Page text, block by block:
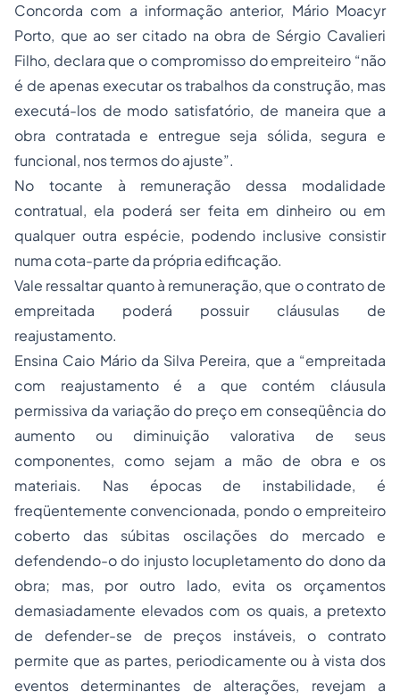
Concorda com a informação anterior, Mário Moacyr
Porto, que ao ser citado na obra de Sérgio Cavalieri
Filho, declara que o compromisso do empreiteiro “não
é de apenas executar os trabalhos da construção, mas
executá-los de modo satisfatório, de maneira que a
obra contratada e entregue seja sólida, segura e
funcional, nos termos do ajuste”.
No tocante à remuneração dessa modalidade
contratual, ela poderá ser feita em dinheiro ou em
qualquer outra espécie, podendo inclusive consistir
numa cota-parte da própria edificação.
Vale ressaltar quanto à remuneração, que o contrato de
empreitada poderá possuir cláusulas de
reajustamento.
Ensina Caio Mário da Silva Pereira, que a “empreitada
com reajustamento é a que contém cláusula
permissiva da variação do preço em conseqüência do
aumento ou diminuição valorativa de seus
componentes, como sejam a mão de obra e os
materiais. Nas épocas de instabilidade, é
freqüentemente convencionada, pondo o empreiteiro
coberto das súbitas oscilações do mercado e
defendendo-o do injusto locupletamento do dono da
obra; mas, por outro lado, evita os orçamentos
demasiadamente elevados com os quais, a pretexto
de defender-se de preços instáveis, o contrato
permite que as partes, periodicamente ou à vista dos
eventos determinantes de alterações, revejam a